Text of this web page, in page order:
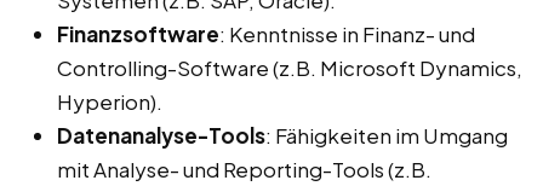
Finanzsoftware: Kenntnisse in Finanz- und
Controlling-Software (z.B. Microsoft Dynamics,
Hyperion).
Datenanalyse-Tools: Fähigkeiten im Umgang
mit Analyse- und Reporting-Tools (z.B.